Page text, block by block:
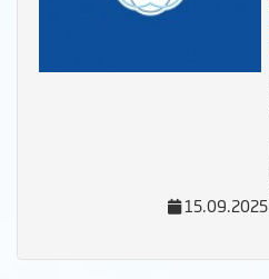
15.09.2025